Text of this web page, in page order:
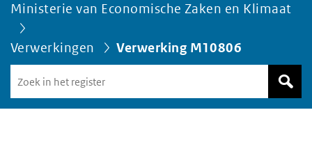
Ministerie van Economische Zaken en Klimaat
Verwerkingen Verwerking M10806
in
het